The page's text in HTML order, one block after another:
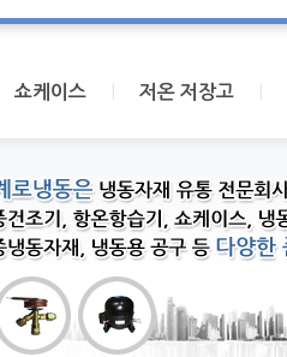
쇼케이스 저온 저장고